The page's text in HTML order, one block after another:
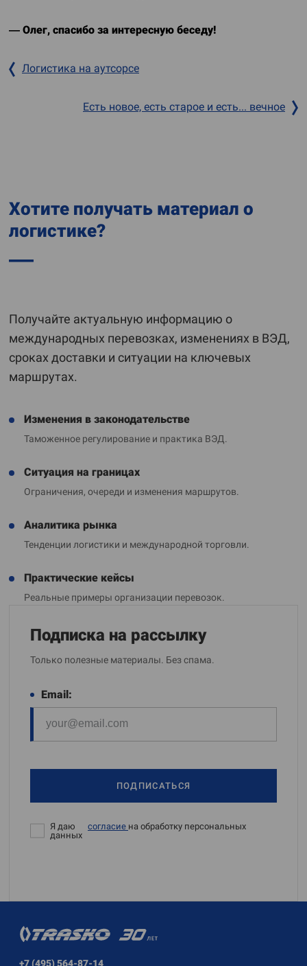
— Олег, спасибо за интересную беседу!
Логистика на аутсорсе
Есть новое, есть старое и есть... вечное
Хотите получать материал о
логистике?
Получайте актуальную информацию о
международных перевозках, изменениях в ВЭД,
сроках доставки и ситуации на ключевых
маршрутах.
Изменения в законодательстве
Таможенное регулирование и практика ВЭД.
Ситуация на границах
Ограничения, очереди и изменения маршрутов.
Аналитика рынка
Тенденции логистики и международной торговли.
Практические кейсы
Реальные примеры организации перевозок.
Подписка на рассылку
Только полезные материалы. Без спама.
Email:
ПОДПИСАТЬСЯ
Я даю согласие на обработку персональных
данных
+7 (495) 564-87-14